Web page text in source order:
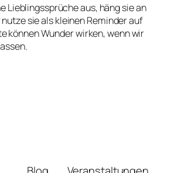
Lieblingssprüche aus, häng sie an
sie als kleinen Reminder auf
können Wunder wirken, wenn wir